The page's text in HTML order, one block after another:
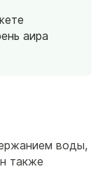
аира
воды,
также